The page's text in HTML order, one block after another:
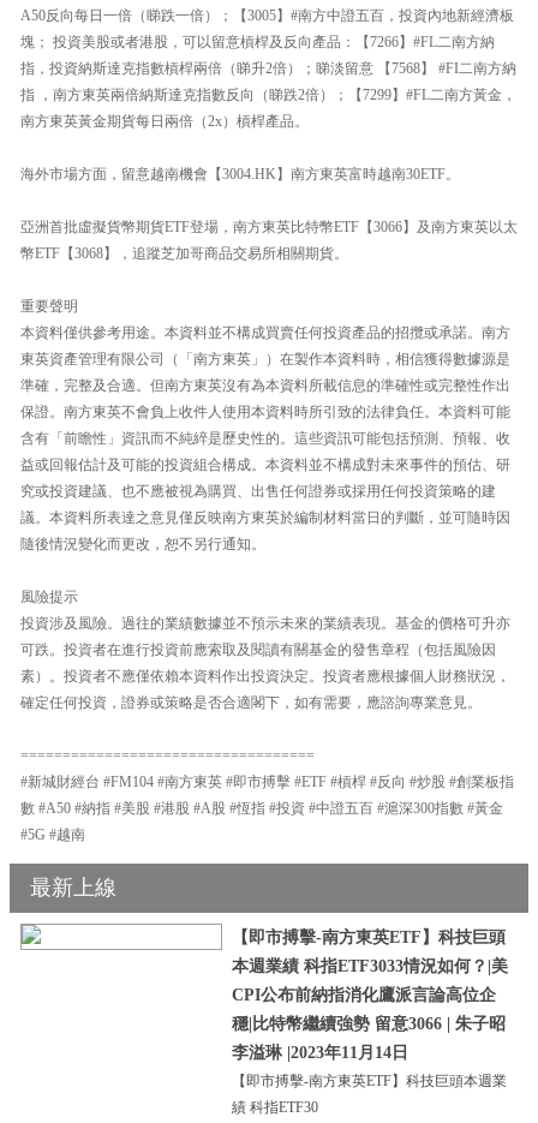
A50反向每日一倍（睇跌一倍）；【3005】#南方中證五百，投資內地新經濟板
塊； 投資美股或者港股，可以留意槓桿及反向產品：【7266】#FL二南方納
指，投資納斯達克指數槓桿兩倍（睇升2倍）；睇淡留意 【7568】 #FI二南方納
指 ，南方東英兩倍納斯達克指數反向（睇跌2倍）；【7299】#FL二南方黃金，
南方東英黃金期貨每日兩倍（2x）槓桿產品。
海外市場方面，留意越南機會【3004.HK】南方東英富時越南30ETF。
亞洲首批虛擬貨幣期貨ETF登場，南方東英比特幣ETF【3066】及南方東英以太
幣ETF【3068】，追蹤芝加哥商品交易所相關期貨。
重要聲明
本資料僅供參考用途。本資料並不構成買賣任何投資產品的招攬或承諾。南方
東英資產管理有限公司（「南方東英」）在製作本資料時，相信獲得數據源是
準確，完整及合適。但南方東英沒有為本資料所載信息的準確性或完整性作出
保證。南方東英不會負上收件人使用本資料時所引致的法律負任。本資料可能
含有「前瞻性」資訊而不純綷是歷史性的。這些資訊可能包括預測、預報、收
益或回報估計及可能的投資組合構成。本資料並不構成對未來事件的預估、研
究或投資建議、也不應被視為購買、出售任何證券或採用任何投資策略的建
議。本資料所表達之意見僅反映南方東英於編制材料當日的判斷，並可隨時因
隨後情況變化而更改，恕不另行通知。
風險提示
投資涉及風險。過往的業績數據並不預示未來的業績表現。基金的價格可升亦
可跌。投資者在進行投資前應索取及閱讀有關基金的發售章程（包括風險因
素）。投資者不應僅依賴本資料作出投資決定。投資者應根據個人財務狀況，
確定任何投資，證券或策略是否合適閣下，如有需要，應諮詢專業意見。
===================================
#新城財經台 #FM104 #南方東英 #即市搏擊 #ETF #槓桿 #反向 #炒股 #創業板指
數 #A50 #納指 #美股 #港股 #A股 #恆指 #投資 #中證五百 #滬深300指數 #黃金
#5G #越南
最新上線
【即市搏擊-南方東英ETF】科技巨頭
本週業績 科指ETF3033情況如何？|美
CPI公布前納指消化鷹派言論高位企
穩|比特幣繼續強勢 留意3066 | 朱子昭
李溢琳 |2023年11月14日
【即市搏擊-南方東英ETF】科技巨頭本週業
績 科指ETF30